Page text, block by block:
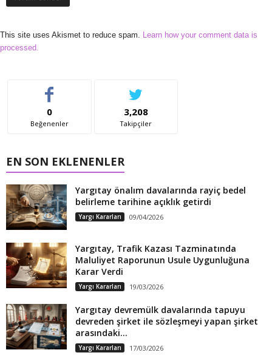
This site uses Akismet to reduce spam. Learn how your comment data is
processed.
0
Beğenenler
3,208
Takipçiler
EN SON EKLENENLER
Yargıtay önalım davalarında rayiç bedel
belirleme tarihine açıklık getirdi
Yargı Kararları 09/04/2026
Yargıtay, Trafik Kazası Tazminatında
Maluliyet Raporunun Usule Uygunluğuna
Karar Verdi
Yargı Kararları 19/03/2026
Yargıtay devremülk davalarında tapuyu
devreden şirket ile sözleşmeyi yapan şirket
arasındaki...
Yargı Kararları 17/03/2026